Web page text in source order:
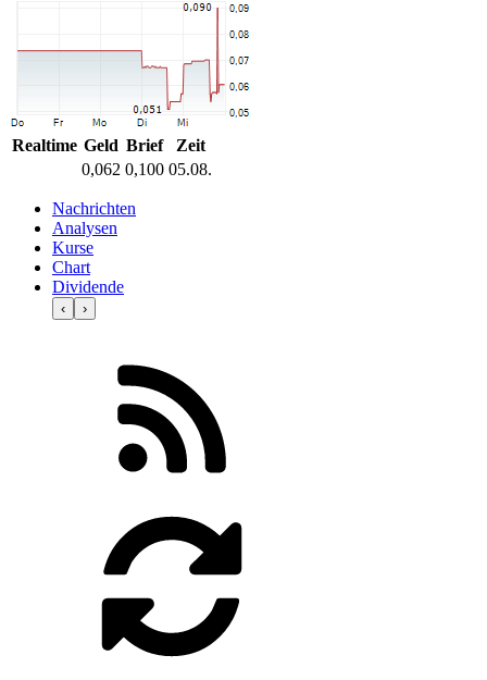
Realtime Geld Brief
Zeit
0,062 0,100 05.08.
Nachrichten
Analysen
Kurse
Chart
Dividende
‹ ›